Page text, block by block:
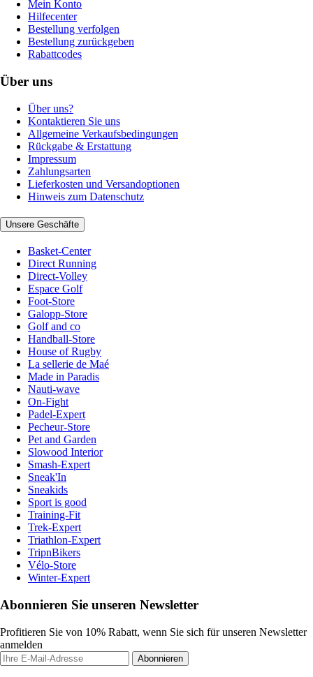
Mein Konto
Hilfecenter
Bestellung verfolgen
Bestellung zurückgeben
Rabattcodes
Über uns
Über uns?
Kontaktieren Sie uns
Allgemeine Verkaufsbedingungen
Rückgabe & Erstattung
Impressum
Zahlungsarten
Lieferkosten und Versandoptionen
Hinweis zum Datenschutz
Unsere Geschäfte
Basket-Center
Direct Running
Direct-Volley
Espace Golf
Foot-Store
Galopp-Store
Golf and co
Handball-Store
House of Rugby
La sellerie de Maé
Made in Paradis
Nauti-wave
On-Fight
Padel-Expert
Pecheur-Store
Pet and Garden
Slowood Interior
Smash-Expert
Sneak'In
Sneakids
Sport is good
Training-Fit
Trek-Expert
Triathlon-Expert
TripnBikers
Vélo-Store
Winter-Expert
Abonnieren Sie unseren Newsletter
Profitieren Sie von 10% Rabatt, wenn Sie sich für unseren Newsletter
anmelden
Abonnieren